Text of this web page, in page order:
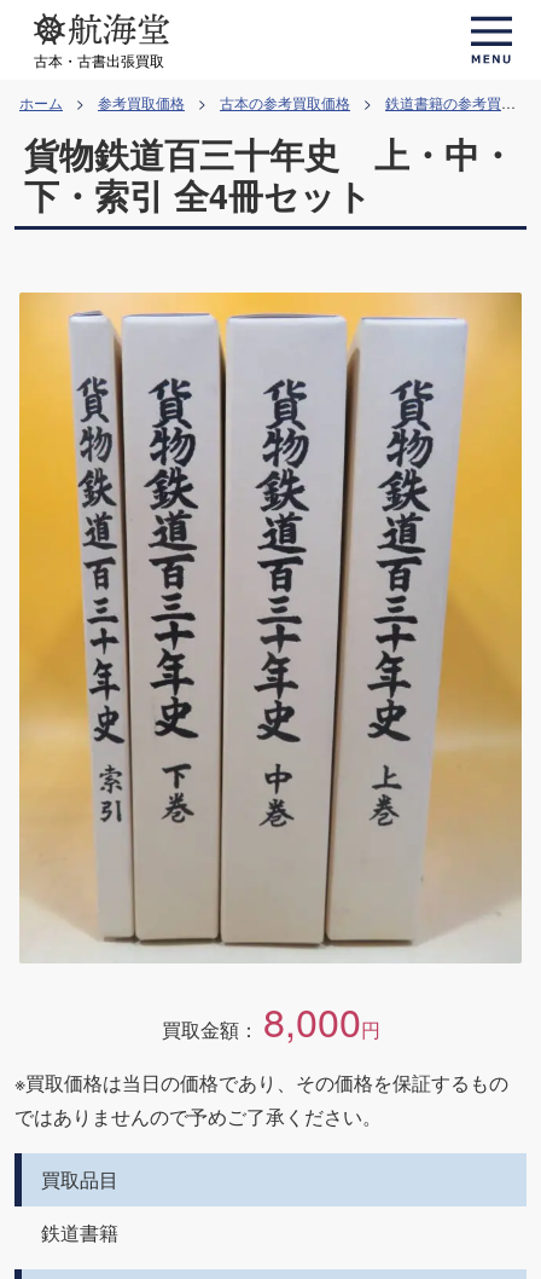
古本・古書出張買取
ホーム 参考買取価格 古本の参考買取価格 鉄道書籍の参考買取価格
貨物鉄道百三十年史 上・中・
下・索引 全4冊セット
買取金額： 8,000円
※買取価格は当日の価格であり、その価格を保証するもの
ではありませんので予めご了承ください。
買取品目
鉄道書籍